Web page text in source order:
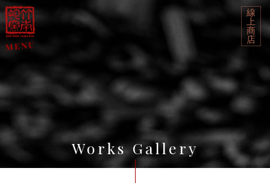
線
上
商
店
Works Gallery